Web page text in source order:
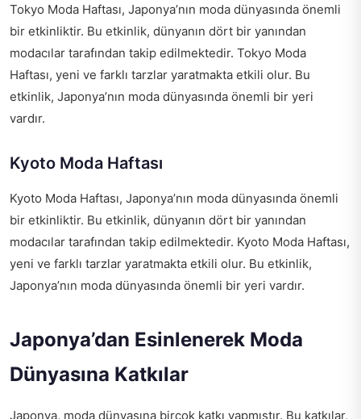
Tokyo Moda Haftası, Japonya’nın moda dünyasında önemli
bir etkinliktir. Bu etkinlik, dünyanın dört bir yanından
modacılar tarafından takip edilmektedir. Tokyo Moda
Haftası, yeni ve farklı tarzlar yaratmakta etkili olur. Bu
etkinlik, Japonya’nın moda dünyasında önemli bir yeri
vardır.
Kyoto Moda Haftası
Kyoto Moda Haftası, Japonya’nın moda dünyasında önemli
bir etkinliktir. Bu etkinlik, dünyanın dört bir yanından
modacılar tarafından takip edilmektedir. Kyoto Moda Haftası,
yeni ve farklı tarzlar yaratmakta etkili olur. Bu etkinlik,
Japonya’nın moda dünyasında önemli bir yeri vardır.
Japonya’dan Esinlenerek Moda
Dünyasına Katkılar
Japonya, moda dünyasına birçok katkı yapmıştır. Bu katkılar,